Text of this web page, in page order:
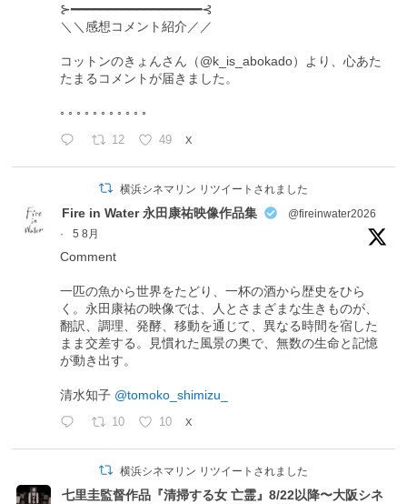
⊱━━━━━━━━━━━━━━━━━━⊰
＼＼感想コメント紹介／／
コットンのきょんさん（@k_is_abokado）より、心あた
たまるコメントが届きました。
◦ ◦ ◦ ◦ ◦ ◦ ◦ ◦ ◦ ◦ ◦
12 49 X
横浜シネマリン リツイートされました
Fire in Water 永田康祐映像作品集
@fireinwater2026
·
5 8月
Comment
一匹の魚から世界をたどり、一杯の酒から歴史をひら
く。永田康祐の映像では、人とさまざまな生きものが、
翻訳、調理、発酵、移動を通じて、異なる時間を宿した
まま交差する。見慣れた風景の奥で、無数の生命と記憶
が動き出す。
清水知子 @tomoko_shimizu_
10 10 X
横浜シネマリン リツイートされました
七里圭監督作品『清掃する女 亡霊』8/22以降〜大阪シネ